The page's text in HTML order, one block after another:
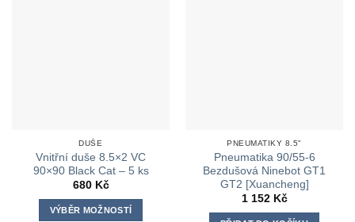
DUŠE
Vnitřní duše 8.5×2 VC
90×90 Black Cat – 5 ks
680 Kč
VÝBĚR MOŽNOSTÍ
PNEUMATIKY 8.5"
Pneumatika 90/55-6
Bezdušová Ninebot GT1
GT2 [Xuancheng]
1 152 Kč